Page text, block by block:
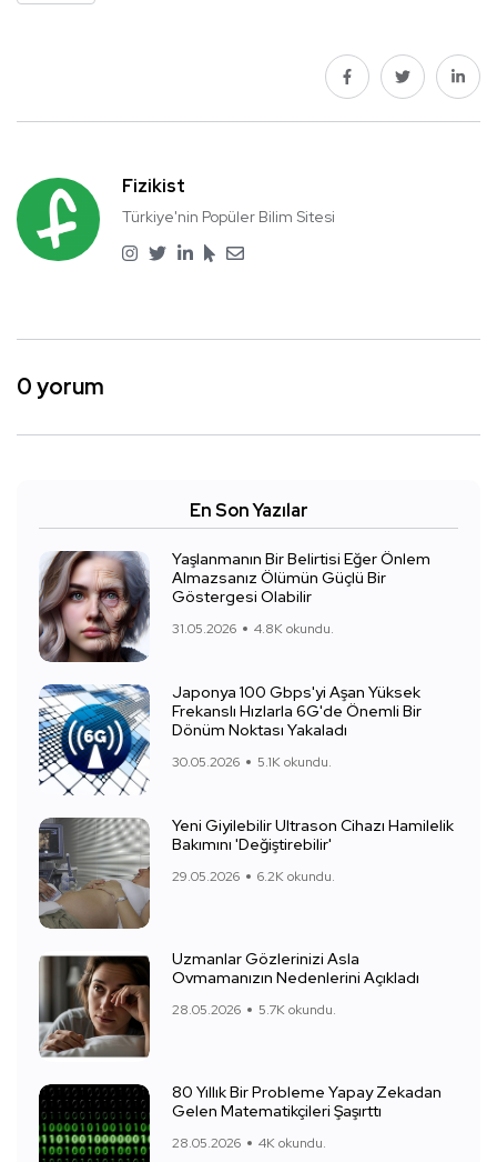
Fizikist
Türkiye'nin Popüler Bilim Sitesi
0 yorum
En Son Yazılar
Yaşlanmanın Bir Belirtisi Eğer Önlem
Almazsanız Ölümün Güçlü Bir
Göstergesi Olabilir
31.05.2026 4.8K okundu.
Japonya 100 Gbps'yi Aşan Yüksek
Frekanslı Hızlarla 6G'de Önemli Bir
Dönüm Noktası Yakaladı
30.05.2026 5.1K okundu.
Yeni Giyilebilir Ultrason Cihazı Hamilelik
Bakımını 'Değiştirebilir'
29.05.2026 6.2K okundu.
Uzmanlar Gözlerinizi Asla
Ovmamanızın Nedenlerini Açıkladı
28.05.2026 5.7K okundu.
80 Yıllık Bir Probleme Yapay Zekadan
Gelen Matematikçileri Şaşırttı
28.05.2026 4K okundu.